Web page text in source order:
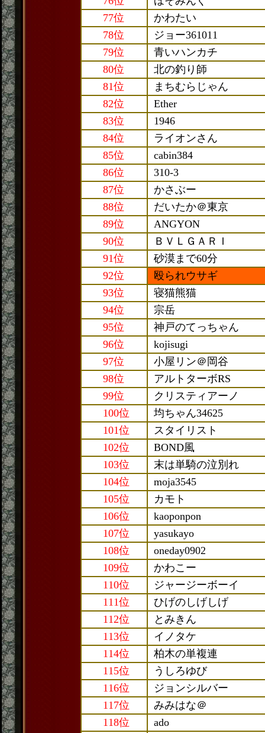
77位
かわたい
78位
ジョー361011
79位
青いハンカチ
80位
北の釣り師
81位
まちむらじゃん
82位
Ether
83位
1946
84位
ライオンさん
85位
cabin384
86位
310-3
87位
かさぶー
88位
だいたか＠東京
89位
ANGYON
90位
ＢＶＬＧＡＲＩ
91位
砂漠まで60分
92位
殴られウサギ
93位
寝猫熊猫
94位
宗岳
95位
神戸のてっちゃん
96位
kojisugi
97位
小屋リン＠岡谷
98位
アルトターボRS
99位
クリスティアーノ
100位
均ちゃん34625
101位
スタイリスト
102位
BOND風
103位
末は単騎の泣別れ
104位
moja3545
105位
カモト
106位
kaoponpon
107位
yasukayo
108位
oneday0902
109位
かわこー
110位
ジャージーボーイ
111位
ひげのしげしげ
112位
とみきん
113位
イノタケ
114位
柏木の単複連
115位
うしろゆび
116位
ジョンシルバー
117位
みみはな＠
118位
ado